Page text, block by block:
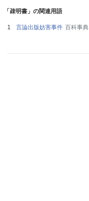
「疎明書」の関連用語
言論出版妨害事件 百科事典